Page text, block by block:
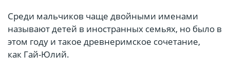
Среди мальчиков чаще двойными именами
называют детей в иностранных семьях, но было в
этом году и такое древнеримское сочетание,
как Гай-Юлий.